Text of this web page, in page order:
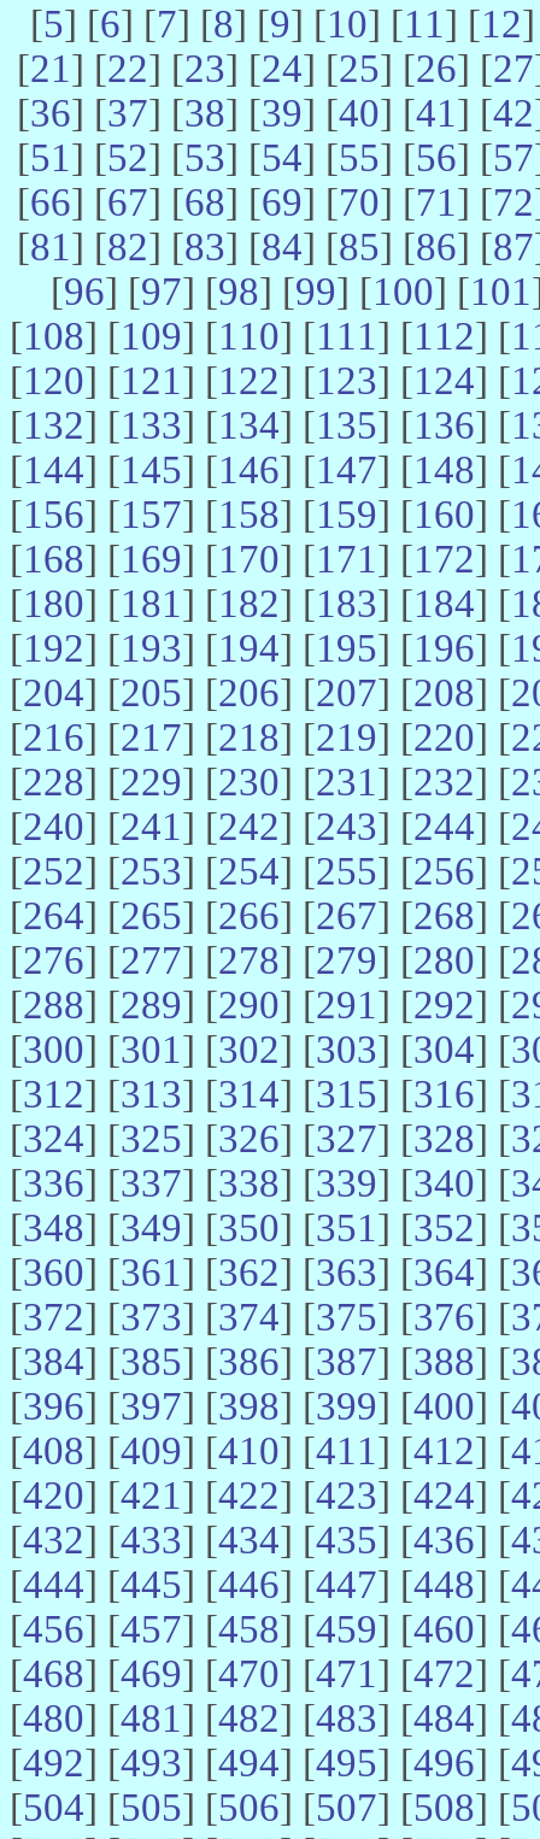
[5] [6] [7] [8] [9] [10] [11] [12
[21] [22] [23] [24] [25] [26] [27
[36] [37] [38] [39] [40] [41] [42
[51] [52] [53] [54] [55] [56] [57
[66] [67] [68] [69] [70] [71] [72
[81] [82] [83] [84] [85] [86] [87
[96] [97] [98] [99] [100] [101
[108] [109] [110] [111] [112] [
[120] [121] [122] [123] [124] [
[132] [133] [134] [135] [136] [
[144] [145] [146] [147] [148] [
[156] [157] [158] [159] [160] [
[168] [169] [170] [171] [172] [
[180] [181] [182] [183] [184] [
[192] [193] [194] [195] [196] [
[204] [205] [206] [207] [208] [
[216] [217] [218] [219] [220] [
[228] [229] [230] [231] [232] [
[240] [241] [242] [243] [244] [
[252] [253] [254] [255] [256] [
[264] [265] [266] [267] [268] [
[276] [277] [278] [279] [280] [
[288] [289] [290] [291] [292] [
[300] [301] [302] [303] [304] [
[312] [313] [314] [315] [316] [
[324] [325] [326] [327] [328] [
[336] [337] [338] [339] [340] [
[348] [349] [350] [351] [352] [
[360] [361] [362] [363] [364] [
[372] [373] [374] [375] [376] [
[384] [385] [386] [387] [388] [
[396] [397] [398] [399] [400] [
[408] [409] [410] [411] [412] [
[420] [421] [422] [423] [424] [
[432] [433] [434] [435] [436] [
[444] [445] [446] [447] [448] [
[456] [457] [458] [459] [460] [
[468] [469] [470] [471] [472] [
[480] [481] [482] [483] [484] [
[492] [493] [494] [495] [496] [
[504] [505] [506] [507] [508] [